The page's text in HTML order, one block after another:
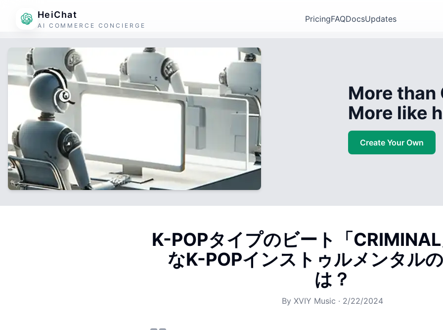
HeiChat
AI COMMERCE CONCIERGE
PricingFAQDocsUpdates
More than
More like
Create Your Own
K-POPタイプのビート「
なK-POPインストゥルメンタル
は？
By XVIY Music · 2/22/2024